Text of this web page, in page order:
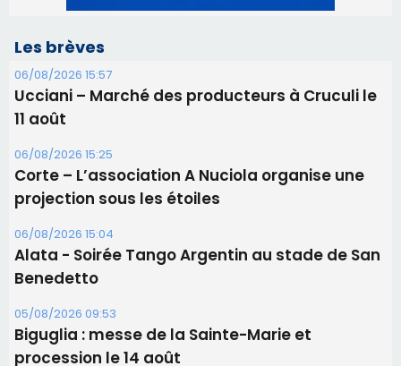
Corte – L’association A Nuciola organise une
projection sous les étoiles
06/08/2026 15:04
Alata - Soirée Tango Argentin au stade de San
Benedetto
05/08/2026 09:53
Biguglia : messe de la Sainte-Marie et
procession le 14 août
31/07/2026 08:24
Tennis - Début ce week-end du tournoi du
RCPV
31/07/2026 08:22
82ème anniversaire de la disparition du
Commandant Antoine de Saint Exupery